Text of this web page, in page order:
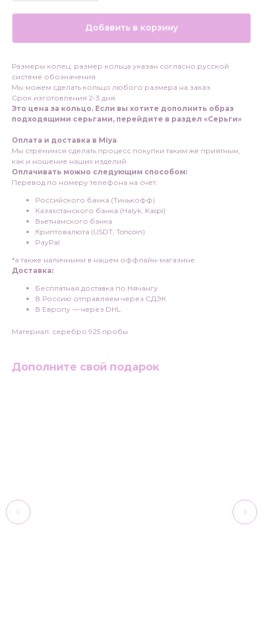
Добавить в корзину
Размеры колец: размер кольца указан согласно русской
системе обозначения
Мы можем сделать кольцо любого размера на заказ.
Срок изготовления 2-3 дня
Это цена за кольцо. Если вы хотите дополнить образ
подходящими серьгами, перейдите в раздел «Серьги»
Оплата и доставка в Міуа
Мы стремимся сделать процесс покупки таким же приятным,
как и ношение наших изделий
Оплачивать можно следующим способом:
Перевод по номеру телефона на счёт:
Российского банка (Тинькофф)
Казахстанского банка (Halyk, Kaspi)
Вьетнамского банка
Криптовалюта (USDT, Toncoin)
PayPal
*а также наличными в нашем оффлайн-магазине.
Доставка:
Бесплатная доставка по Нячангу
В Россию отправляем через СДЭК
В Европу — через DHL
Материал: серебро 925 пробы
Дополните свой подарок